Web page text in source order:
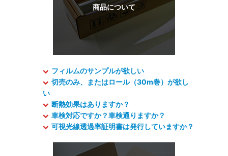
フィルムのサンプルが欲しい
切売のみ、またはロール（30m巻）が欲し
い
断熱効果はありますか？
車検対応ですか？車検通りますか？
可視光線透過率証明書は発行していますか？